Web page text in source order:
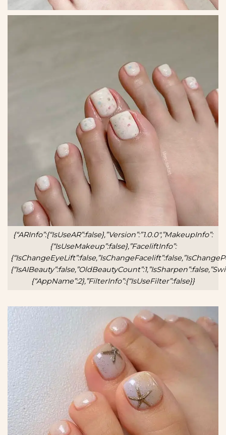
{“ARInfo”:{“IsUseAR”:false},”Version”:”1.0.0″,”MakeupInfo”:
{“IsUseMakeup”:false},”FaceliftInfo”:
{“AppName”:2},”FilterInfo”:{“IsUseFilter”:false}}